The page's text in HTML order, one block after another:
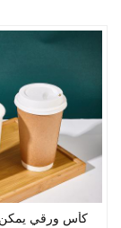
كأس ورقي يمكن